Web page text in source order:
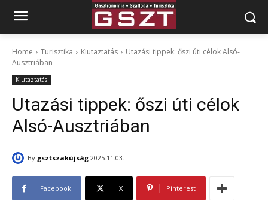
Home Turisztika Kiutaztatás
Utazási tippek: őszi úti célok Alsó-
Ausztriában
Kiutaztatás
Utazási tippek: őszi úti célok
Alsó-Ausztriában
By gsztszakújság 2025.11.03.
Facebook X Pinterest